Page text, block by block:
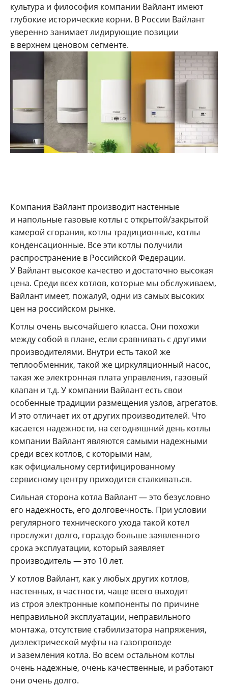
культура и философия компании Вайлант имеют
глубокие исторические корни. В России Вайлант
уверенно занимает лидирующие позиции
в верхнем ценовом сегменте.
Компания Вайлант производит настенные
и напольные газовые котлы с открытой/закрытой
камерой сгорания, котлы традиционные, котлы
конденсационные. Все эти котлы получили
распространение в Российской Федерации.
У Вайлант высокое качество и достаточно высокая
цена. Среди всех котлов, которые мы обслуживаем,
Вайлант имеет, пожалуй, одни из самых высоких
цен на российском рынке.
Котлы очень высочайшего класса. Они похожи
между собой в плане, если сравнивать с другими
производителями. Внутри есть такой же
теплообменник, такой же циркуляционный насос,
такая же электронная плата управления, газовый
клапан и т.д. У компании Вайлант есть свои
особенные традиции размещения узлов, агрегатов.
И это отличает их от других производителей. Что
касается надежности, на сегодняшний день котлы
компании Вайлант являются самыми надежными
среди всех котлов, с которыми нам,
как официальному сертифицированному
сервисному центру приходится сталкиваться.
Сильная сторона котла Вайлант — это безусловно
его надежность, его долговечность. При условии
регулярного технического ухода такой котел
прослужит долго, гораздо больше заявленного
срока эксплуатации, который заявляет
производитель — это 10 лет.
У котлов Вайлант, как у любых других котлов,
настенных, в частности, чаще всего выходит
из строя электронные компоненты по причине
неправильной эксплуатации, неправильного
монтажа, отсутствие стабилизатора напряжения,
диэлектрической муфты на газопроводе
и заземления котла. Во всем остальном котлы
очень надежные, очень качественные, и работают
они очень долго.